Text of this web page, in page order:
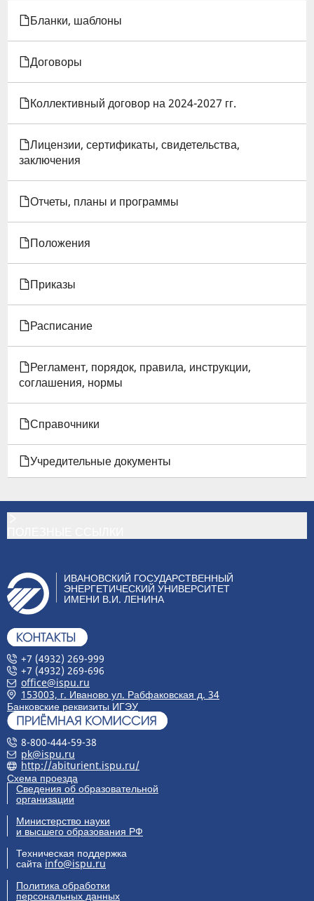
ДЛЯ
СОГЛАШЕНИЕ
ОБ
ОХРАНЕ
ТРУДА
(ПРИЛОЖЕНИЕ
К
КОЛЛЕКТИВНОМУ
ДОГОВОРУ)
Бланки, шаблоны
Договоры
Коллективный договор на 2024-2027 гг.
Лицензии, сертификаты, свидетельства,
заключения
Отчеты, планы и программы
Положения
Приказы
Расписание
Регламент, порядок, правила, инструкции,
соглашения, нормы
Справочники
Учредительные документы
ИВАНОВСКИЙ ГОСУДАРСТВЕННЫЙ
ЭНЕРГЕТИЧЕСКИЙ УНИВЕРСИТЕТ
ИМЕНИ В.И. ЛЕНИНА
+7 (4932) 269-999
+7 (4932) 269-696
office@ispu.ru
153003, г. Иваново ул. Рабфаковская д. 34
Банковские реквизиты ИГЭУ
8-800-444-59-38
pk@ispu.ru
http://abiturient.ispu.ru/
Схема проезда
Сведения об образовательной
организации
Министерство науки
и высшего образования РФ
Техническая поддержка
сайта info@ispu.ru
Политика обработки
персональных данных